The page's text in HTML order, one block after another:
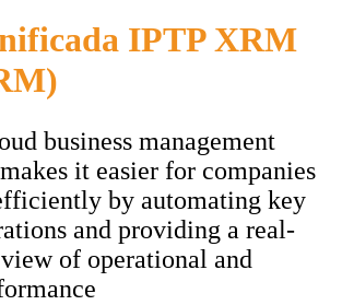
IPTP XRM
business management
it easier for companies
by automating key
and providing a real-
of operational and